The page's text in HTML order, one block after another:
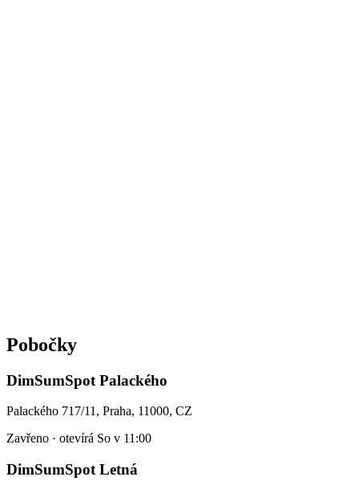
Pobočky
DimSumSpot Palackého
Palackého 717/11, Praha, 11000, CZ
Zavřeno · otevírá So v 11:00
DimSumSpot Letná